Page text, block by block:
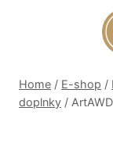
Home / E-shop /
doplnky /